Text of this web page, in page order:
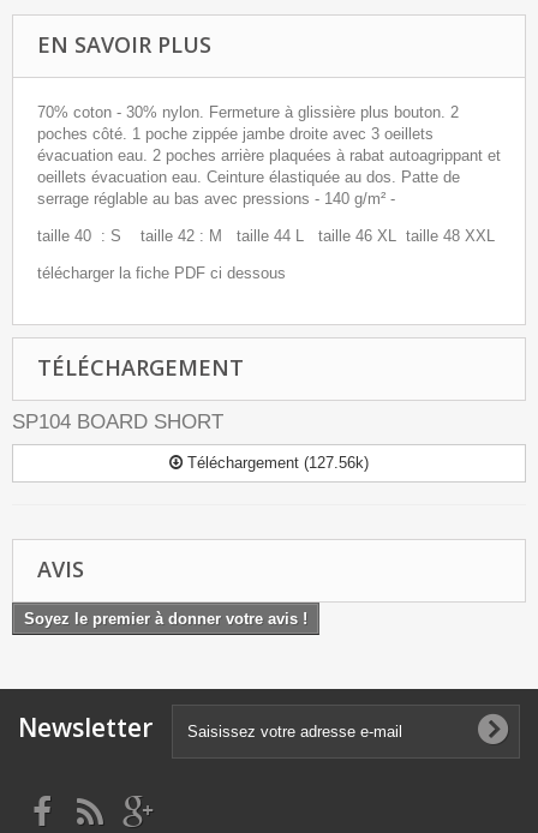
EN SAVOIR PLUS
70% coton - 30% nylon. Fermeture à glissière plus bouton. 2
poches côté. 1 poche zippée jambe droite avec 3 oeillets
évacuation eau. 2 poches arrière plaquées à rabat auto­agrippant et
oeillets évacuation eau. Ceinture élastiquée au dos. Patte de
serrage réglable au bas avec pressions - 140 g/m² -
taille 40 : S taille 42 : M taille 44 L taille 46 XL taille 48 XXL
télécharger la fiche PDF ci dessous
TÉLÉCHARGEMENT
SP104 BOARD SHORT
Téléchargement (127.56k)
AVIS
Soyez le premier à donner votre avis !
Newsletter